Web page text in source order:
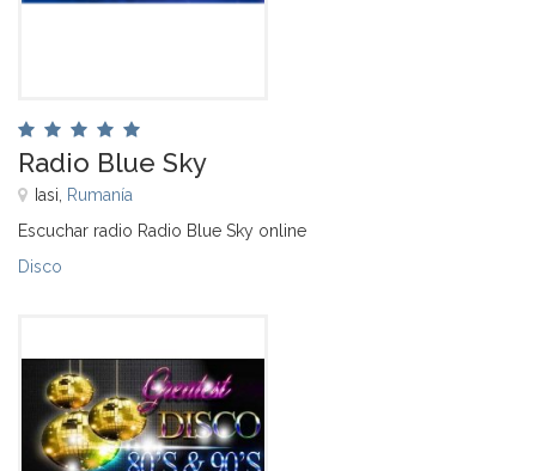
Radio Blue Sky
Iasi, Rumanía
Escuchar radio Radio Blue Sky online
Disco